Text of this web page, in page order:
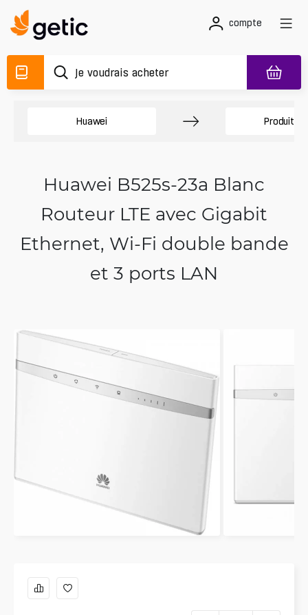
compte
Huawei Produits
Huawei B525s-23a Blanc
Routeur LTE avec Gigabit
Ethernet, Wi‑Fi double bande
et 3 ports LAN